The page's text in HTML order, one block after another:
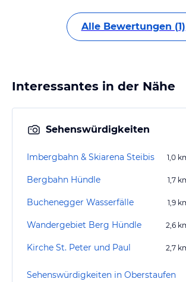
Alle Bewertungen (1)
Interessantes in der Nähe
Sehenswürdigkeiten
Imbergbahn & Skiarena Steibis 1,0
Bergbahn Hündle 1,7
Buchenegger Wasserfälle 1,9
Wandergebiet Berg Hündle 2,6
Kirche St. Peter und Paul 2,7
Sehenswürdigkeiten in Oberstaufen